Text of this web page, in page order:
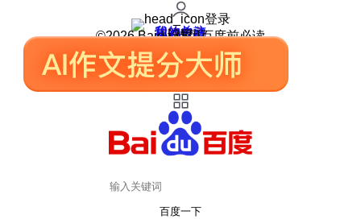
登录
我的关注
我的收藏
皮肤中心
用户反馈
设置
©2026 Baidu 使用百度前必读
百度一下